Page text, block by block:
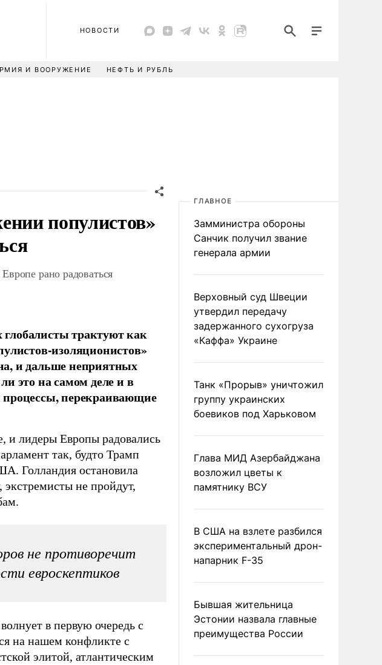
НОВОСТИ
И ВООРУЖЕНИЕ НЕФТЬ И РУБЛЬ
популистов»
рано радоваться
трактуют как
изоляционистов»
и дальше неприятных
это на самом деле и в
процессы, перекраивающие
и лидеры Европы радовались
так, будто Трамп
Голландия остановила
не пройдут,
не противоречит
евроскептиков
в первую очередь с
на нашем конфликте с
элитой, атлантическим
ГЛАВНОЕ
Замминистра обороны
Санчик получил звание
генерала армии
Верховный суд Швеции
утвердил передачу
задержанного сухогруза
«Каффа» Украине
Танк «Прорыв» уничтожил
группу украинских
боевиков под Харьковом
Глава МИД Азербайджана
возложил цветы к
памятнику ВСУ
В США на взлете разбился
экспериментальный дрон-
напарник F-35
Бывшая жительница
Эстонии назвала главные
преимущества России